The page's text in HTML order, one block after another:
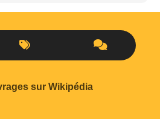
sur Wikipédia